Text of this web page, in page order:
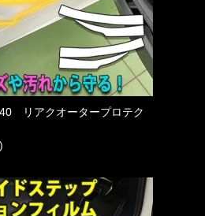
リアクオータープロテク